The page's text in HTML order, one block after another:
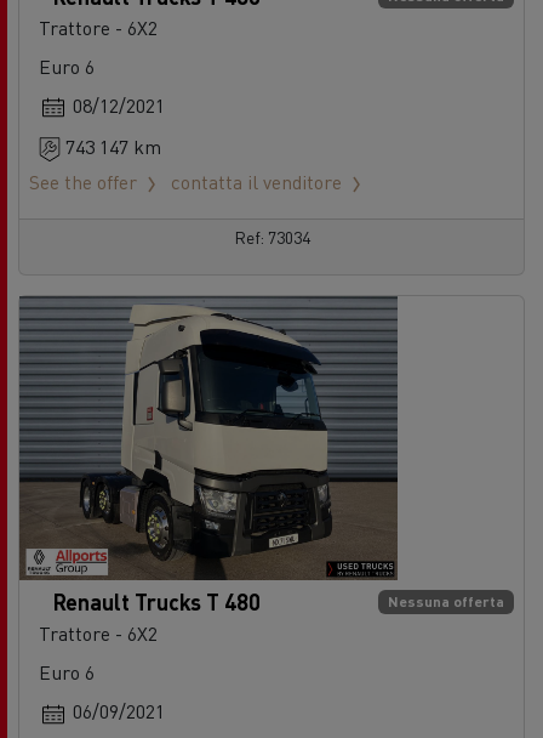
Trattore - 6X2
Euro 6
08/12/2021
743 147 km
See the offer
contatta il venditore
Ref: 73034
Nessuna offerta
Renault Trucks T 480
Trattore - 6X2
Euro 6
06/09/2021